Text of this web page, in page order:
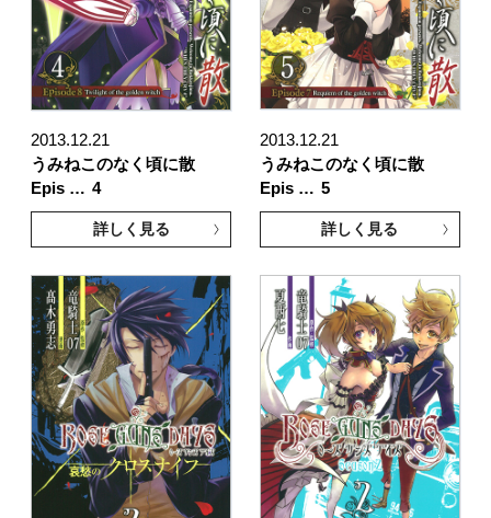
2013.12.21
うみねこのなく頃に散
Epis … 4
詳しく見る
2013.12.21
うみねこのなく頃に散
Epis … 5
詳しく見る